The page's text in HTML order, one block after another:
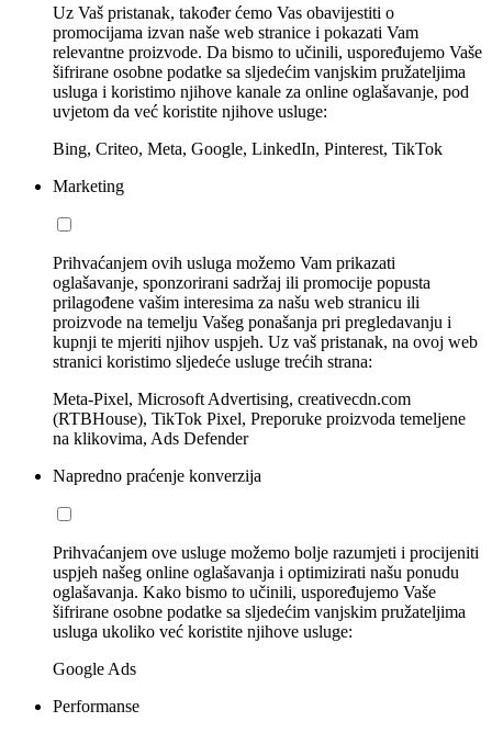
Uz Vaš pristanak, također ćemo Vas obavijestiti o
promocijama izvan naše web stranice i pokazati Vam
relevantne proizvode. Da bismo to učinili, uspoređujemo Vaše
šifrirane osobne podatke sa sljedećim vanjskim pružateljima
usluga i koristimo njihove kanale za online oglašavanje, pod
uvjetom da već koristite njihove usluge:
Bing, Criteo, Meta, Google, LinkedIn, Pinterest, TikTok
Marketing
Prihvaćanjem ovih usluga možemo Vam prikazati
oglašavanje, sponzorirani sadržaj ili promocije popusta
prilagođene vašim interesima za našu web stranicu ili
proizvode na temelju Vašeg ponašanja pri pregledavanju i
kupnji te mjeriti njihov uspjeh. Uz vaš pristanak, na ovoj web
stranici koristimo sljedeće usluge trećih strana:
Meta-Pixel, Microsoft Advertising, creativecdn.com
(RTBHouse), TikTok Pixel, Preporuke proizvoda temeljene
na klikovima, Ads Defender
Napredno praćenje konverzija
Prihvaćanjem ove usluge možemo bolje razumjeti i procijeniti
uspjeh našeg online oglašavanja i optimizirati našu ponudu
oglašavanja. Kako bismo to učinili, uspoređujemo Vaše
šifrirane osobne podatke sa sljedećim vanjskim pružateljima
usluga ukoliko već koristite njihove usluge:
Google Ads
Performanse